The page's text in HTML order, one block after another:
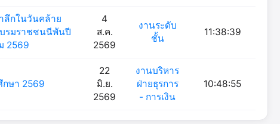
ลึกในวันคล้าย
บรมราชชนนีพันปี
2569
4
ส.ค.
2569
งานระดับ
ชั้น
11:38:39
กษา 2569
22
มิ.ย.
2569
งานบริหาร
ฝ่ายธุรการ
- การเงิน
10:48:55